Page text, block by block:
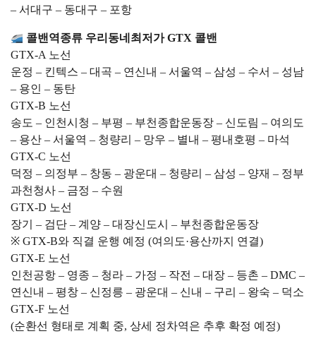
– 서대구 – 동대구 – 포항
콜밴역종류 우리동네최저가 GTX 콜밴
GTX-A 노선
운정 – 킨텍스 – 대곡 – 연신내 – 서울역 – 삼성 – 수서 – 성남
– 용인 – 동탄
GTX-B 노선
송도 – 인천시청 – 부평 – 부천종합운동장 – 신도림 – 여의도
– 용산 – 서울역 – 청량리 – 망우 – 별내 – 평내호평 – 마석
GTX-C 노선
덕정 – 의정부 – 창동 – 광운대 – 청량리 – 삼성 – 양재 – 정부
과천청사 – 금정 – 수원
GTX-D 노선
장기 – 검단 – 계양 – 대장신도시 – 부천종합운동장
※ GTX-B와 직결 운행 예정 (여의도·용산까지 연결)
GTX-E 노선
인천공항 – 영종 – 청라 – 가정 – 작전 – 대장 – 등촌 – DMC –
연신내 – 평창 – 신정릉 – 광운대 – 신내 – 구리 – 왕숙 – 덕소
GTX-F 노선
(순환선 형태로 계획 중, 상세 정차역은 추후 확정 예정)